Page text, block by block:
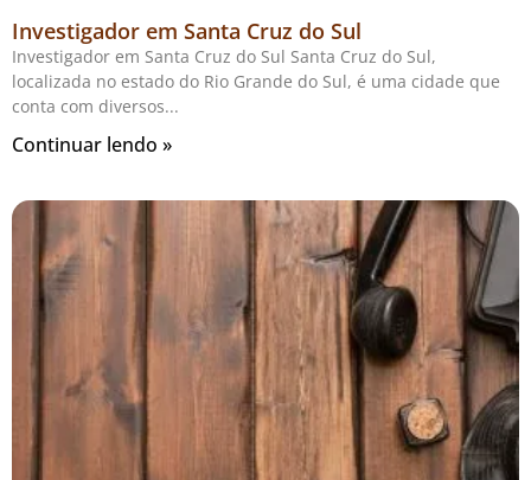
Investigador em Santa Cruz do Sul
Investigador em Santa Cruz do Sul Santa Cruz do Sul,
localizada no estado do Rio Grande do Sul, é uma cidade que
conta com diversos
Continuar lendo »